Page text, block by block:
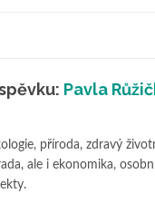
Pavla
příroda, zdravý
ale i ekonomika,